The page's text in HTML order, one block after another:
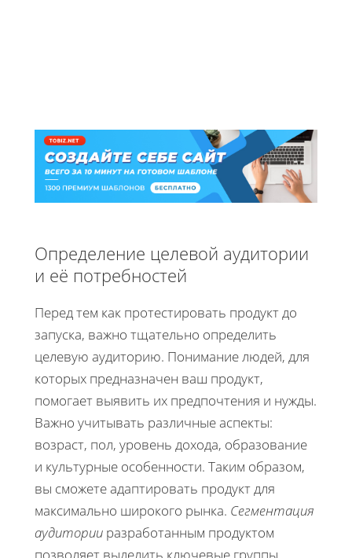
Определение целевой аудитории
и её потребностей
Перед тем как протестировать продукт до
запуска, важно тщательно определить
целевую аудиторию. Понимание людей, для
которых предназначен ваш продукт,
помогает выявить их предпочтения и нужды.
Важно учитывать различные аспекты:
возраст, пол, уровень дохода, образование
и культурные особенности. Таким образом,
вы сможете адаптировать продукт для
максимально широкого рынка. Сегментация
аудитории разработанным продуктом
позволяет выделить ключевые группы